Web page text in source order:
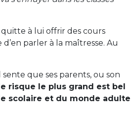
quitte à lui offrir des cours
parler à la maîtresse. Au
que ses parents, ou son
le risque le plus grand est bel
scolaire et du monde adulte